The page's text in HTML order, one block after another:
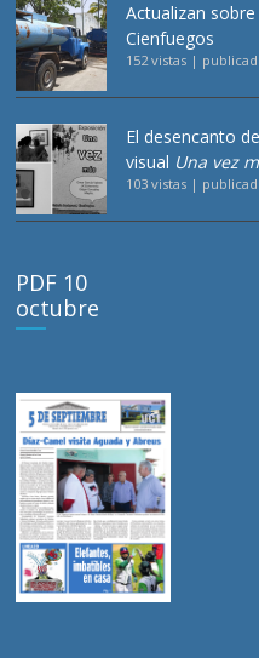
Actualizan
Cienfuegos
152 vistas |
El desencanto
visual Una vez
103 vistas |
PDF 10
octubre